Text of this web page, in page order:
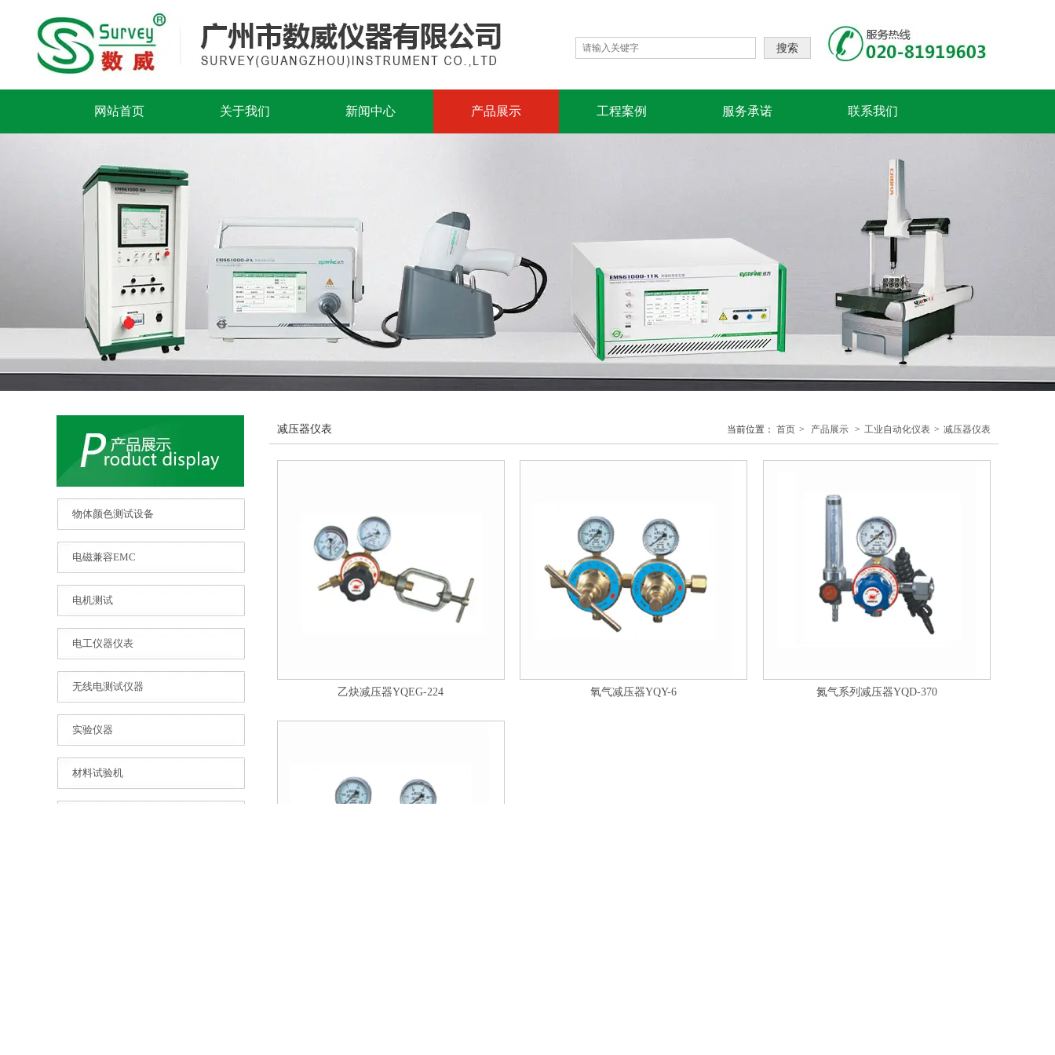
搜索
网站首页 关于我们 新闻中心 产品展示 工程案例 服务承诺 联系我们
物体颜色测试设备
电磁兼容EMC
电机测试
电工仪器仪表
无线电测试仪器
实验仪器
材料试验机
减压器仪表 当前位置： 首页 > 产品展示 > 工业自动化仪表 > 减压器仪表
乙炔减压器YQEG-224 氧气减压器YQY-6 氮气系列减压器YQD-370